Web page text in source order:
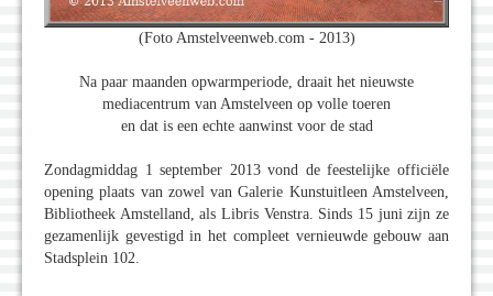
(Foto Amstelveenweb.com - 2013)
Na paar maanden opwarmperiode, draait het nieuwste
mediacentrum van Amstelveen op volle toeren
en dat is een echte aanwinst voor de stad
Zondagmiddag 1 september 2013 vond de feestelijke officiële
opening plaats van zowel van Galerie Kunstuitleen Amstelveen,
Bibliotheek Amstelland, als Libris Venstra. Sinds 15 juni zijn ze
gezamenlijk gevestigd in het compleet vernieuwde gebouw aan
Stadsplein 102.